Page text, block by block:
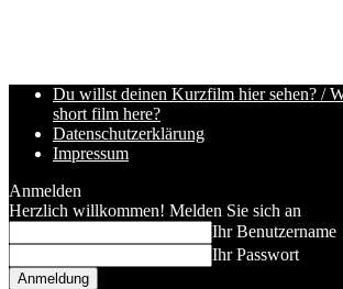
Du willst deinen Kurzfilm hier sehen? /
short film here?
Datenschutzerklärung
Impressum
Anmelden
Herzlich willkommen! Melden Sie sich an
Ihr Benutzername
Ihr Passwort